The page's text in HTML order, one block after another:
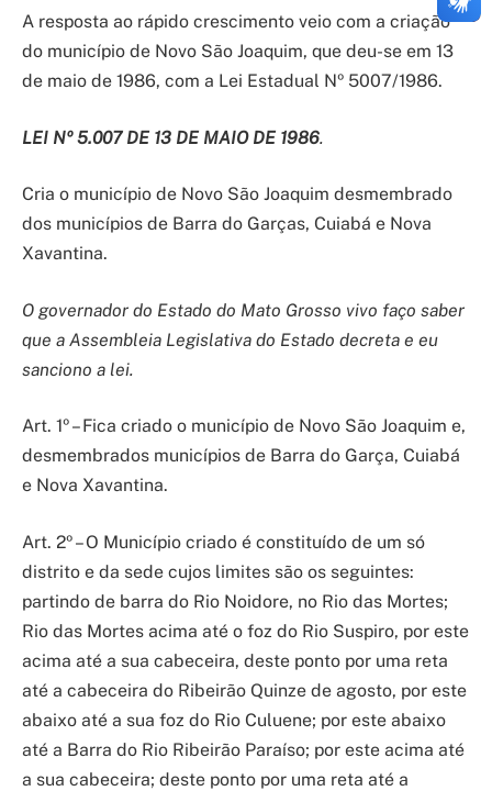
A resposta ao rápido crescimento veio com a criação
do município de Novo São Joaquim, que deu-se em 13
de maio de 1986, com a Lei Estadual Nº 5007/1986.
LEI Nº 5.007 DE 13 DE MAIO DE 1986.
Cria o município de Novo São Joaquim desmembrado
dos municípios de Barra do Garças, Cuiabá e Nova
Xavantina.
O governador do Estado do Mato Grosso vivo faço saber
que a Assembleia Legislativa do Estado decreta e eu
sanciono a lei.
Art. 1º – Fica criado o município de Novo São Joaquim e,
desmembrados municípios de Barra do Garça, Cuiabá
e Nova Xavantina.
Art. 2º – O Município criado é constituído de um só
distrito e da sede cujos limites são os seguintes:
partindo de barra do Rio Noidore, no Rio das Mortes;
Rio das Mortes acima até o foz do Rio Suspiro, por este
acima até a sua cabeceira, deste ponto por uma reta
até a cabeceira do Ribeirão Quinze de agosto, por este
abaixo até a sua foz do Rio Culuene; por este abaixo
até a Barra do Rio Ribeirão Paraíso; por este acima até
a sua cabeceira; deste ponto por uma reta até a